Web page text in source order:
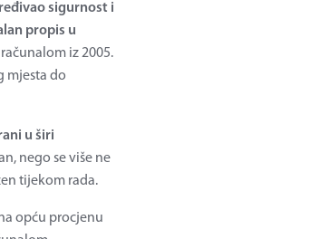
sigurnost i
propis u
iz 2005.
mjesta do
u širi
nego se više ne
tijekom rada.
opću procjenu